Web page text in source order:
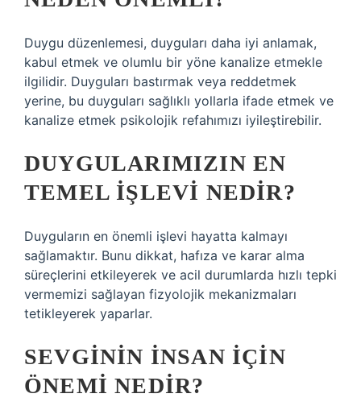
Duygu düzenlemesi, duyguları daha iyi anlamak,
kabul etmek ve olumlu bir yöne kanalize etmekle
ilgilidir. Duyguları bastırmak veya reddetmek
yerine, bu duyguları sağlıklı yollarla ifade etmek ve
kanalize etmek psikolojik refahımızı iyileştirebilir.
DUYGULARIMIZIN EN
TEMEL IŞLEVI NEDIR?
Duyguların en önemli işlevi hayatta kalmayı
sağlamaktır. Bunu dikkat, hafıza ve karar alma
süreçlerini etkileyerek ve acil durumlarda hızlı tepki
vermemizi sağlayan fizyolojik mekanizmaları
tetikleyerek yaparlar.
SEVGININ INSAN IÇIN
ÖNEMI NEDIR?